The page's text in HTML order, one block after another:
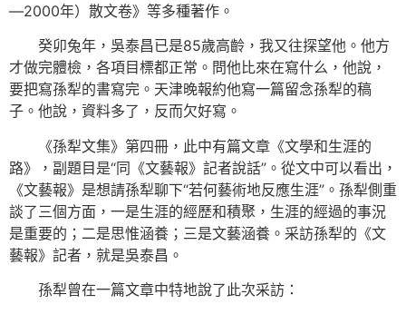
—2000年）散文卷》等多種著作。
癸卯兔年，吳泰昌已是85歲高齡，我又往探望他。他方
才做完體檢，各項目標都正常。問他比來在寫什么，他說，
要把寫孫犁的書寫完。天津晚報約他寫一篇留念孫犁的稿
子。他說，資料多了，反而欠好寫。
《孫犁文集》第四冊，此中有篇文章《文學和生涯的
路》，副題目是“同《文藝報》記者說話”。從文中可以看出，
《文藝報》是想請孫犁聊下“若何藝術地反應生涯”。孫犁側重
談了三個方面，一是生涯的經歷和積聚，生涯的經過的事況
是重要的；二是思惟涵養；三是文藝涵養。采訪孫犁的《文
藝報》記者，就是吳泰昌。
孫犁曾在一篇文章中特地說了此次采訪：